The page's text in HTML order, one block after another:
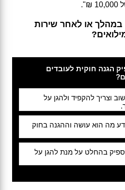
במהלך או לאחר שירות
הגנה חוקית לעובדים
וצריך להקפיד ולהגן על
מה הוא עושה וההגנה בחוק
בהחלט על מנת להגן על